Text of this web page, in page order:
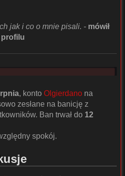
jak i co o mnie pisali. - mówił
, konto Olgierdano na
zesłane na banicję z
Ban trwał do 12
spokój.